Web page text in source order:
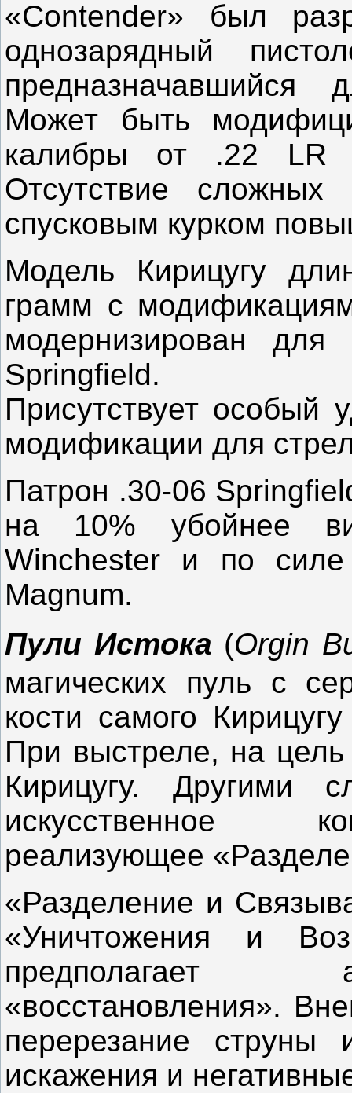
«Contender» был
однозарядный
предназначавшийся
Может быть
калибры от .22 LR
Отсутствие
спусковым курком
Модель Кирицугу
грамм с
модернизирован для
Springfield.
Присутствует особый
модификации для
Патрон .30-06
на 10% убойнее
Winchester
и по силе
Magnum.
Пули Истока (Orgin
магических пуль с
кости самого
При выстреле, на
Кирицугу. Другими
искусственное
реализующее
«Разделение и
«Уничтожения и
предполагает
«восстановления».
перерезание
искажения и